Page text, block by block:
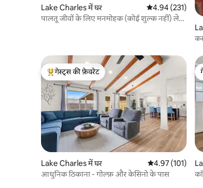
Lake Charles में घर औसत रेटिंग 5 में से
4.94 (231)
पालतू जीवों के लिए मनमोहक (कोई शुल्क नहीं) लेक
गेस्ट्स का टॉप फ़ेवरेट
गेस्ट्स की फ़ेवरेट
Lake Charles में घर औसत रेटिंग 5 में से
4.97 (101)
आधुनिक ठिकाना - गोल्फ़ और केसिनो के पास